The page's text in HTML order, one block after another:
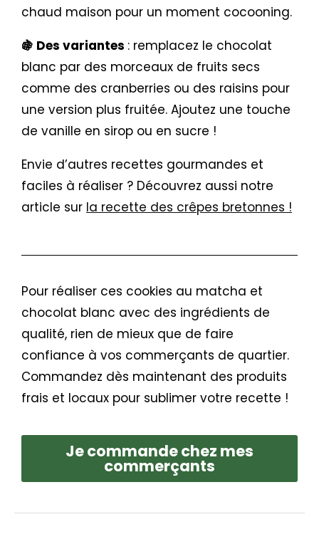
chaud maison pour un moment cocooning.
🍇 Des variantes : remplacez le chocolat
blanc par des morceaux de fruits secs
comme des cranberries ou des raisins pour
une version plus fruitée. Ajoutez une touche
de vanille en sirop ou en sucre !
Envie d’autres recettes gourmandes et
faciles à réaliser ? Découvrez aussi notre
article sur la recette des crêpes bretonnes !
Pour réaliser ces cookies au matcha et
chocolat blanc avec des ingrédients de
qualité, rien de mieux que de faire
confiance à vos commerçants de quartier.
Commandez dès maintenant des produits
frais et locaux pour sublimer votre recette !
Je commande chez mes
commerçants